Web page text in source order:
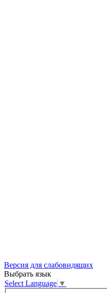
Версия для слабовидящих
Выбрать язык
Select Language ▼